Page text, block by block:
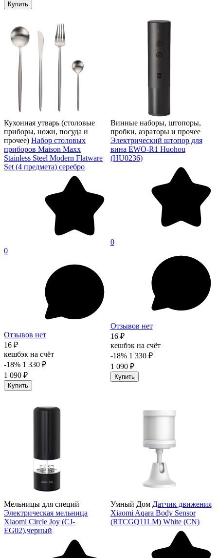
Купить
Кухонная утварь (столовые
приборы, ножи, посуда и
прочее) Набор столовых
приборов Maison Maxx
Stainless Steel Modern Flatware
Set (4 предмета) серебро
0
Отзывов нет
16 ₽
кешбэк на счёт
-18% 1 330 ₽
1 090 ₽
Купить
Винные наборы, штопоры,
пробки, аэраторы и прочее
Электрический штопор для
вина EWO-R1 Huohou
(HU0236)
0
Отзывов нет
16 ₽
кешбэк на счёт
-18% 1 330 ₽
1 090 ₽
Купить
Мельницы для специй
Электрическая мельница
Xiaomi Circle Joy (CJ-
EG02),черный
Умный Дом Датчик движения
Xiaomi Aqara Body Sensor
(RTCGQ11LM) White (CN)